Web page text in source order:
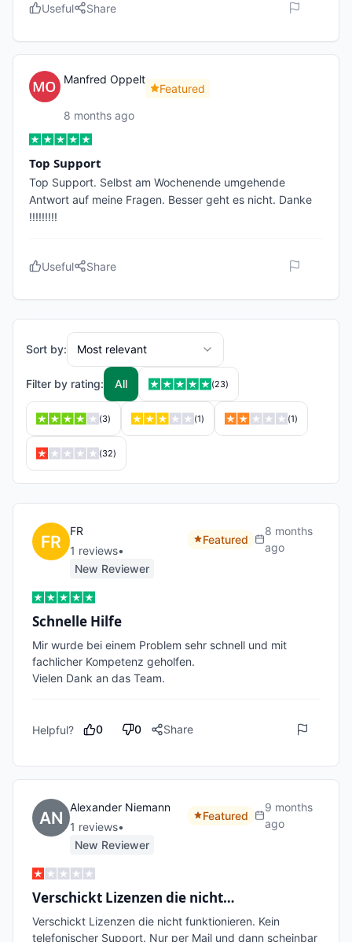
Useful Share
Manfred Oppelt
Featured
8 months ago
Top Support
Top Support. Selbst am Wochenende umgehende
Antwort auf meine Fragen. Besser geht es nicht. Danke
!!!!!!!!!
Useful Share
Sort by: Most relevant
Filter by rating: All (23)
(3) (1) (1)
(32)
FR
1 reviews•
New Reviewer
Featured
8 months
ago
Schnelle Hilfe
Mir wurde bei einem Problem sehr schnell und mit
fachlicher Kompetenz geholfen.
Vielen Dank an das Team.
Helpful? 0 0 Share
Alexander Niemann
1 reviews•
New Reviewer
Featured
9 months
ago
Verschickt Lizenzen die nicht…
Verschickt Lizenzen die nicht funktionieren. Kein
telefonischer Support. Nur per Mail und dann scheinbar